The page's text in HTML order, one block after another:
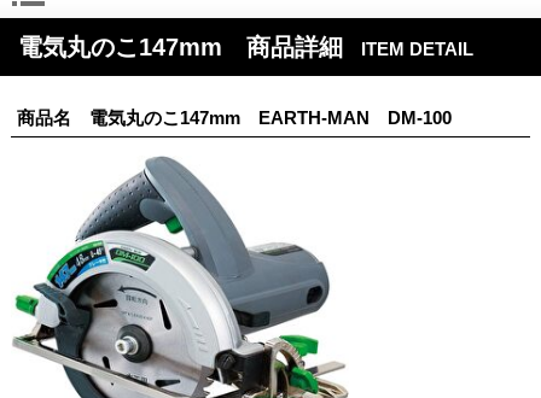
電気丸のこ147mm 商品詳細 ITEM DETAIL
商品名 電気丸のこ147mm EARTH-MAN DM-100